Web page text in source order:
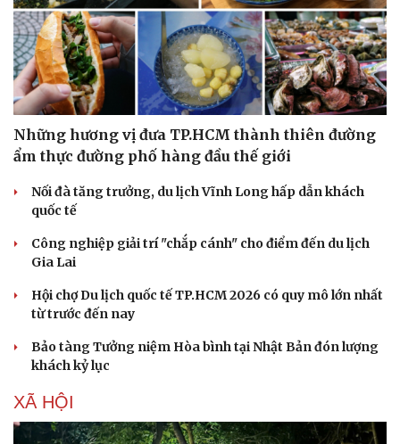
Doanh nghiệp
Thông tin doanh nghiệp
Doanh nhân
Vì cộng đồng
Công nghệ
Chuyển đổi số
Những hương vị đưa TP.HCM thành thiên đường
ẩm thực đường phố hàng đầu thế giới
Nối đà tăng trưởng, du lịch Vĩnh Long hấp dẫn khách
quốc tế
Công nghiệp giải trí "chắp cánh" cho điểm đến du lịch
Gia Lai
Hội chợ Du lịch quốc tế TP.HCM 2026 có quy mô lớn nhất
từ trước đến nay
Bảo tàng Tưởng niệm Hòa bình tại Nhật Bản đón lượng
khách kỷ lục
XÃ HỘI